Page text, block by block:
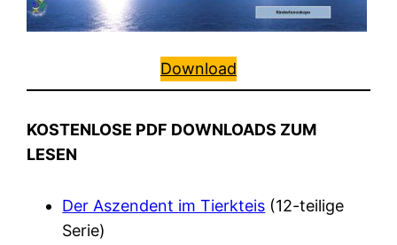
Download
KOSTENLOSE PDF DOWNLOADS ZUM
LESEN
Der Aszendent im Tierkteis (12-teilige
Serie)